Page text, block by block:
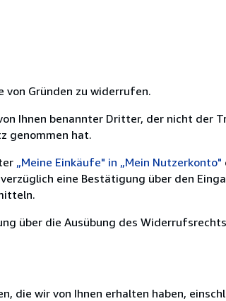
von Gründen zu widerrufen.
Ihnen benannter Dritter, der nicht der
genommen hat.
„Meine Einkäufe" in „Mein Nutzerkonto"
eine Bestätigung über den
über die Ausübung des
die wir von Ihnen erhalten haben,